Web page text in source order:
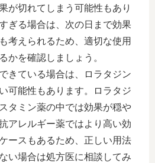
が切れてしまう可能性もあり
ぎる場合は、次の日まで効果
考えられるため、適切な使用
かを確認しましょう。
きている場合は、ロラタジン
可能性もあります。ロラタジ
タミン薬の中では効果が穏や
アレルギー薬ではより高い効
ースもあるため、正しい用法
い場合は処方医に相談してみ